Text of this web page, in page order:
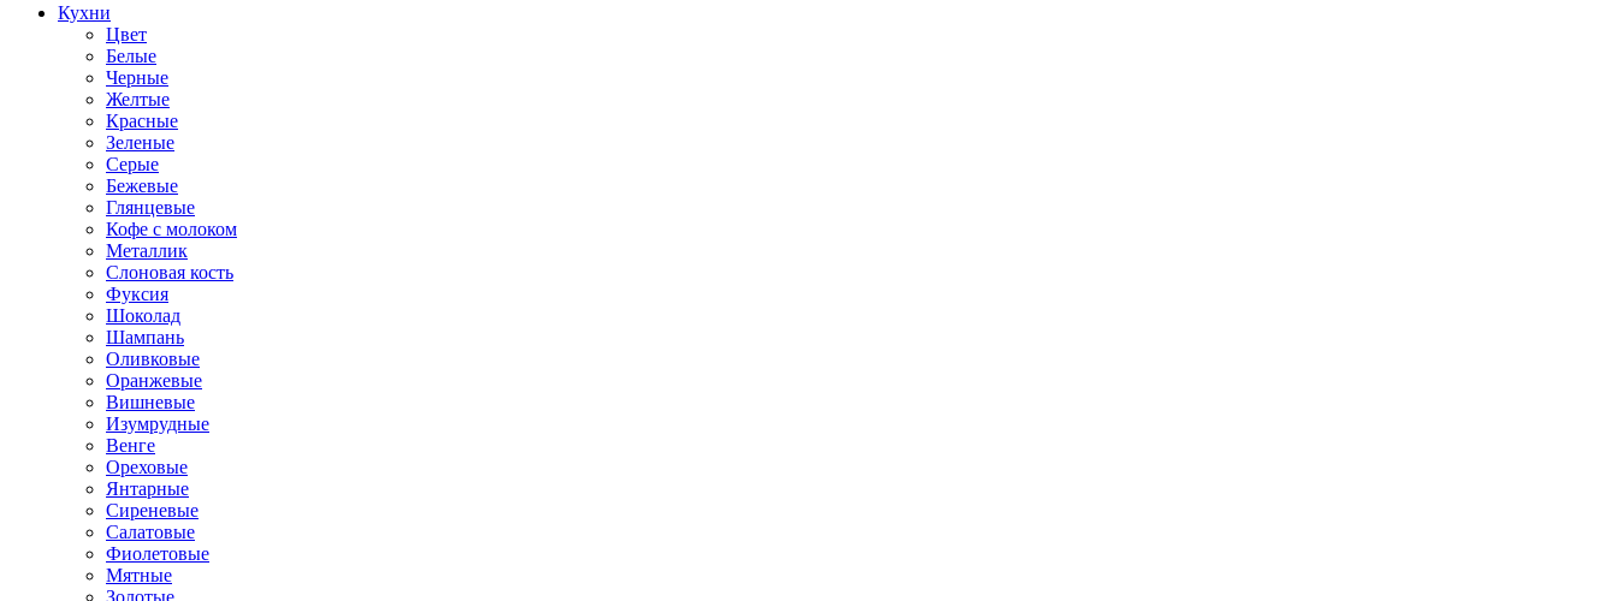
Кухни
Цвет
Белые
Черные
Желтые
Красные
Зеленые
Серые
Бежевые
Глянцевые
Кофе с молоком
Металлик
Слоновая кость
Фуксия
Шоколад
Шампань
Оливковые
Оранжевые
Вишневые
Изумрудные
Венге
Ореховые
Янтарные
Сиреневые
Салатовые
Фиолетовые
Мятные
Золотые